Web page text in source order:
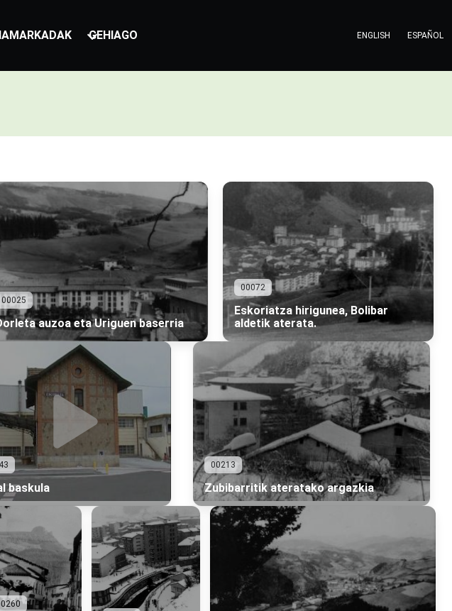
GEHIAGO ENGLISH ESPAÑOL
00025
auzoa eta Uriguen baserria
00072
Eskoriatza hirigunea, Bolibar
aldetik aterata.
baskula
00213
Zubibarritik ateratako argazkia